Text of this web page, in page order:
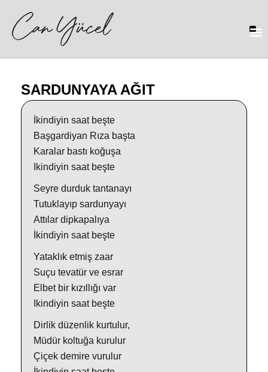
SARDUNYAYA AĞIT
İkindiyin saat beşte
Başgardiyan Rıza başta
Karalar bastı koğuşa
Ikindiyin saat beşte
Seyre durduk tantanayı
Tutuklayıp sardunyayı
Attılar dipkapalıya
İkindiyin saat beşte
Yataklık etmiş zaar
Suçu tevatür ve esrar
Elbet bir kızıllığı var
Ikindiyin saat beşte
Dirlik düzenlik kurtulur,
Müdür koltuğa kurulur
Çiçek demire vurulur